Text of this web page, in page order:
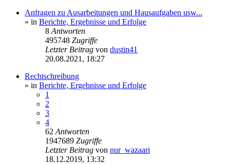
Anfragen zu Ausarbeitungen und Hausaufgaben usw...
» in Berichte, Ergebnisse und Erfolge
8 Antworten
495748 Zugriffe
Letzter Beitrag von dustin41
20.08.2021, 18:27
Rechtschreibung
» in Berichte, Ergebnisse und Erfolge
1
2
3
4
62 Antworten
1947689 Zugriffe
Letzter Beitrag von nur_wazaari
18.12.2019, 13:32